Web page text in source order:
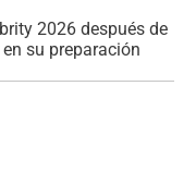
2026 después de
su preparación